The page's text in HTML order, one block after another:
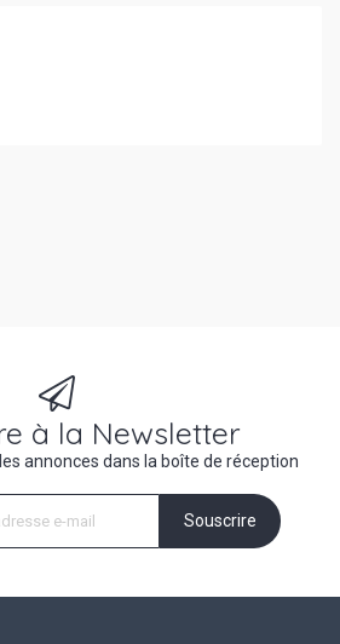
à la Newsletter
annonces dans la boîte de réception
Souscrire